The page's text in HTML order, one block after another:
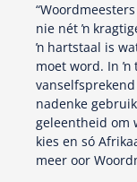
nie nét ŉ
ŉ hartstaal is
moet word. In ŉ
nadenke
geleentheid om
kies en só
meer oor